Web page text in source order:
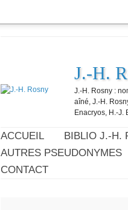
J.-H.
J.-H. Rosny :
aîné, J.-H.
Enacryos, H.-J.
ACCUEIL BIBLIO J.-H.
AUTRES PSEUDONYMES
CONTACT